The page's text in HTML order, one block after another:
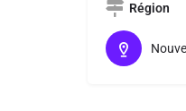
Région